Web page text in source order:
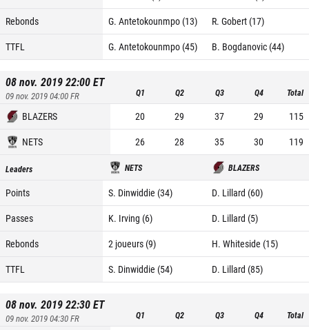
Rebonds
G. Antetokounmpo (13)
R. Gobert (17)
TTFL
G. Antetokounmpo (45) B. Bogdanovic (44)
08 nov. 2019 22:00ET
09 nov. 2019 04:00FR Q1 Q2 Q3 Q4 Total
BLAZERS 20 29 37 29
115
NETS
26 28 35 30 119
Leaders NETS BLAZERS
Points S. Dinwiddie (34)
D. Lillard (60)
Passes
K. Irving (6)
D. Lillard (5)
Rebonds
2 joueurs (9)
H. Whiteside (15)
TTFL
S. Dinwiddie (54) D. Lillard (85)
08 nov. 2019 22:30ET
09 nov. 2019 04:30FR Q1 Q2 Q3 Q4 Total